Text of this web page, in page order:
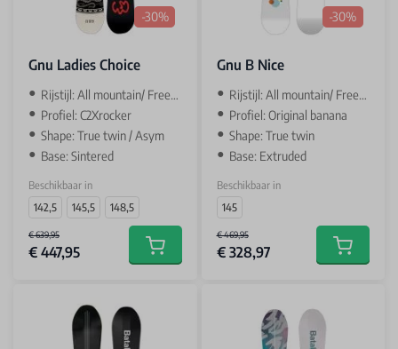
-30%
Gnu Ladies Choice
Rijstijl: All mountain/ Freestyle / Park
Profiel: C2Xrocker
Shape: True twin / Asym
Base: Sintered
Beschikbaar in
142,5
145,5 148,5
€ 639,95
€ 447,95 Add to cart
-30%
Gnu B Nice
Rijstijl: All mountain/ Freestyle / Park
Profiel: Original banana
Shape: True twin
Base: Extruded
Beschikbaar in
145
€ 469,95
€ 328,97 Add to